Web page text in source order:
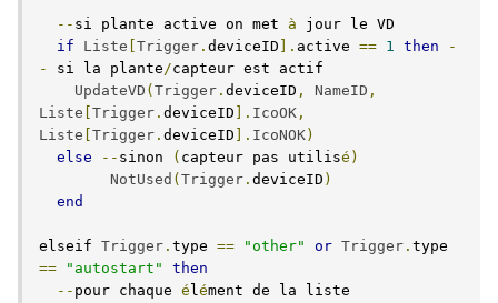
-- si plante active on met à jour le VD
if
Liste Trigger . deviceID ]. active == 1 then
-
-
si la plante/capteur est actif
UpdateVD ( Trigger . deviceID , NameID ,
Liste Trigger . deviceID ]. IcoOK ,
Liste Trigger . deviceID ]. IcoNOK)
else
-- sinon ( capteur pas utilisé)
NotUsed ( Trigger . deviceID )
end
elseif Trigger . type == "other" or Trigger .
==
"autostart"
then
-- pour chaque é lément de la liste